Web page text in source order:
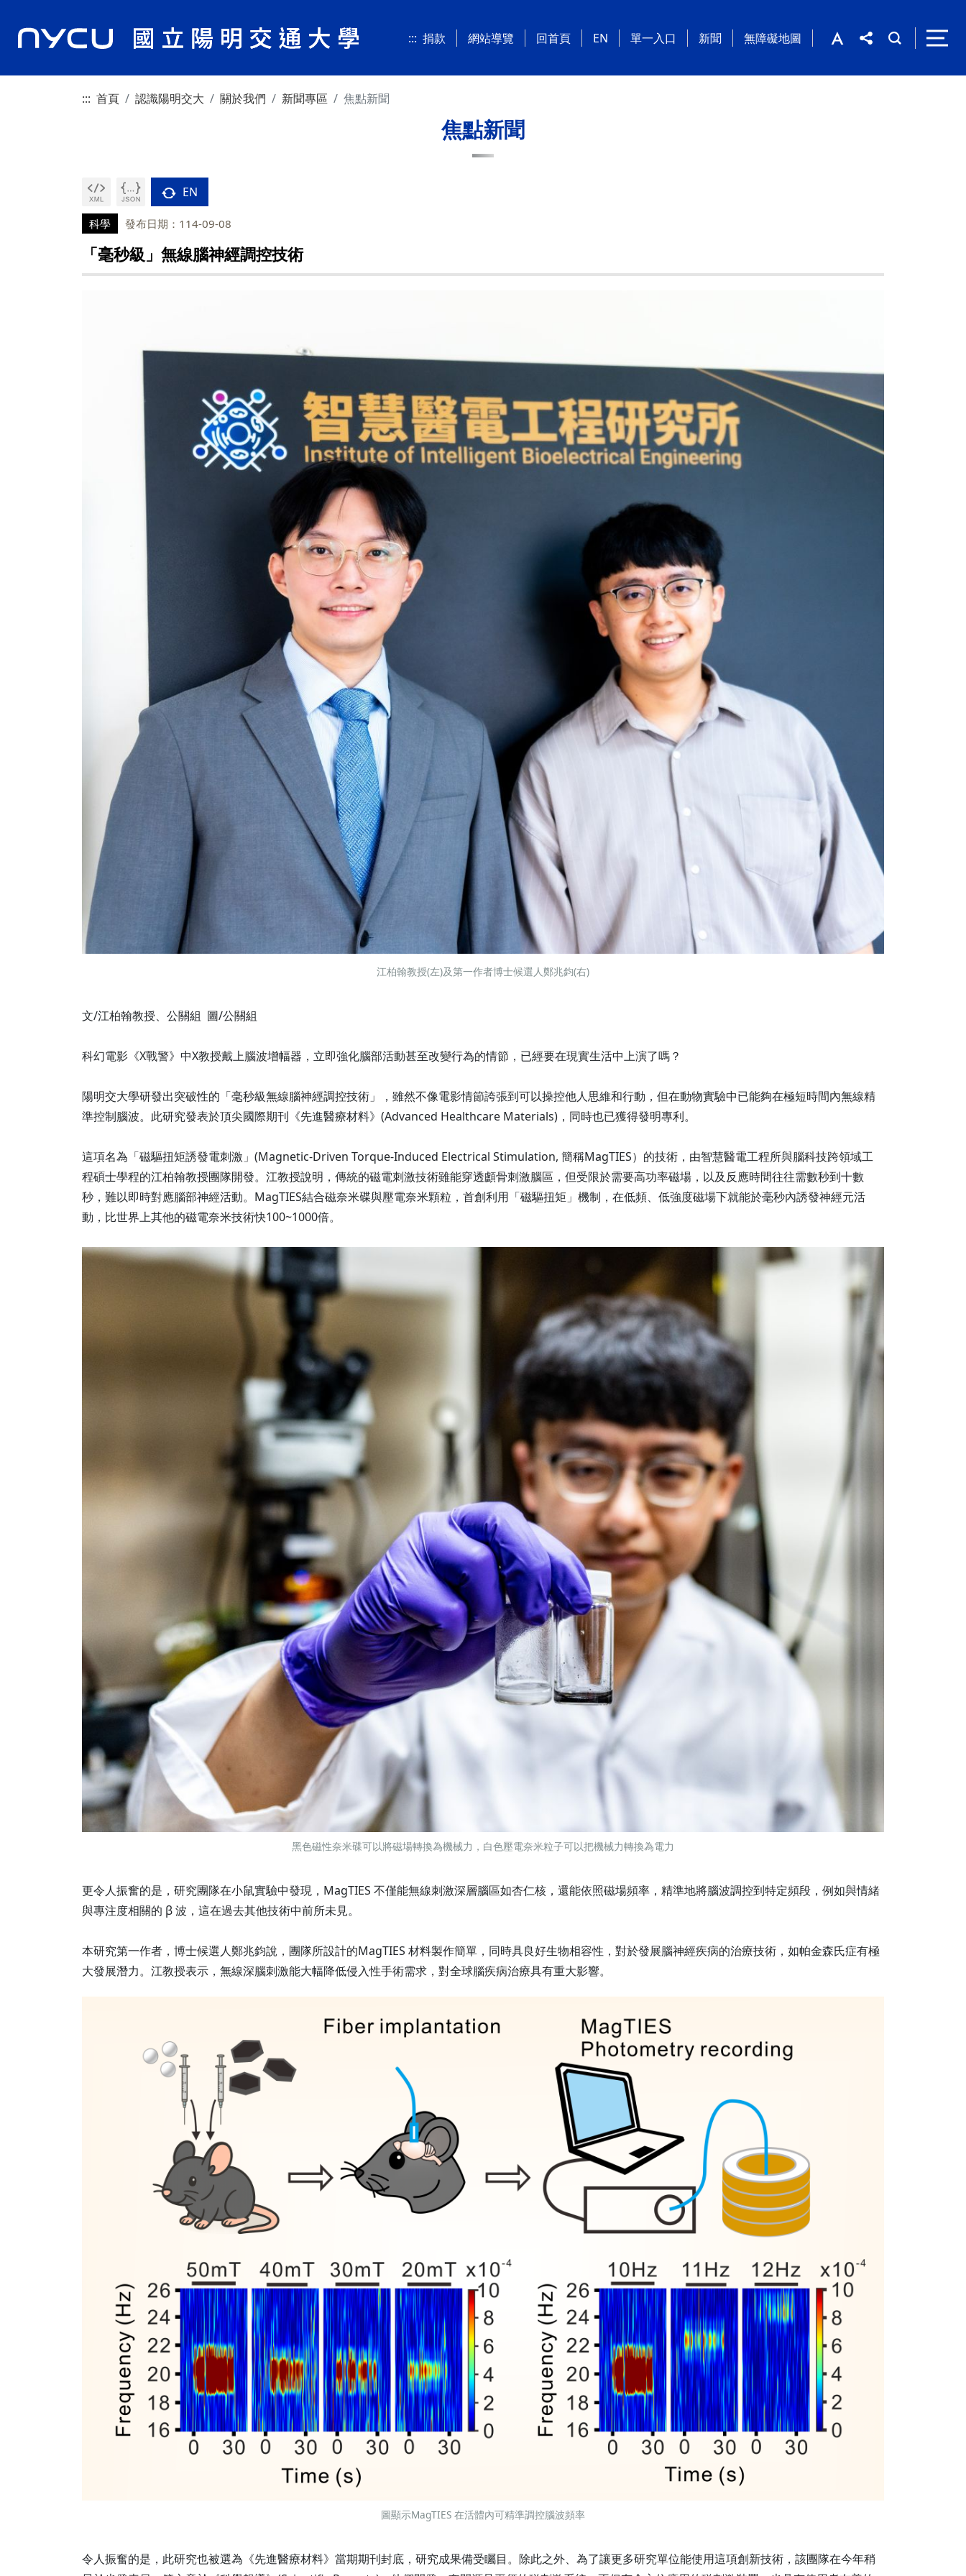
::: 捐款 網站導覽 回首頁 EN 單一入口 新聞 無障礙地圖
::: 首頁 認識陽明交大 關於我們 新聞專區 焦點新聞
焦點新聞
EN
科學 發布日期：114-09-08
「毫秒級」無線腦神經調控技術
江柏翰教授(左)及第一作者博士候選人鄭兆鈞(右)
文/江柏翰教授、公關組 圖/公關組
科幻電影《X戰警》中X教授戴上腦波增幅器，立即強化腦部活動甚至改變行為的情節，已經要在現實生活中上演了嗎？
陽明交大學研發出突破性的「毫秒級無線腦神經調控技術」，雖然不像電影情節誇張到可以操控他人思維和行動，但在動物實驗中已能夠在極短時間內無線精
準控制腦波。此研究發表於頂尖國際期刊《先進醫療材料》(Advanced Healthcare Materials)，同時也已獲得發明專利。
這項名為「磁驅扭矩誘發電刺激」(Magnetic-Driven Torque-Induced Electrical Stimulation, 簡稱MagTIES）的技術，由智慧醫電工程所與腦科技跨領域工
程碩士學程的江柏翰教授團隊開發。江教授說明，傳統的磁電刺激技術雖能穿透顱骨刺激腦區，但受限於需要高功率磁場，以及反應時間往往需數秒到十數
秒，難以即時對應腦部神經活動。MagTIES結合磁奈米碟與壓電奈米顆粒，首創利用「磁驅扭矩」機制，在低頻、低強度磁場下就能於毫秒內誘發神經元活
動，比世界上其他的磁電奈米技術快100~1000倍。
黑色磁性奈米碟可以將磁場轉換為機械力，白色壓電奈米粒子可以把機械力轉換為電力
更令人振奮的是，研究團隊在小鼠實驗中發現，MagTIES 不僅能無線刺激深層腦區如杏仁核，還能依照磁場頻率，精準地將腦波調控到特定頻段，例如與情緒
與專注度相關的 β 波，這在過去其他技術中前所未見。
本研究第一作者，博士候選人鄭兆鈞說，團隊所設計的MagTIES 材料製作簡單，同時具良好生物相容性，對於發展腦神經疾病的治療技術，如帕金森氏症有極
大發展潛力。江教授表示，無線深腦刺激能大幅降低侵入性手術需求，對全球腦疾病治療具有重大影響。
圖顯示MagTIES 在活體內可精準調控腦波頻率
令人振奮的是，此研究也被選為《先進醫療材料》當期期刊封底，研究成果備受矚目。除此之外、為了讓更多研究單位能使用這項創新技術，該團隊在今年稍